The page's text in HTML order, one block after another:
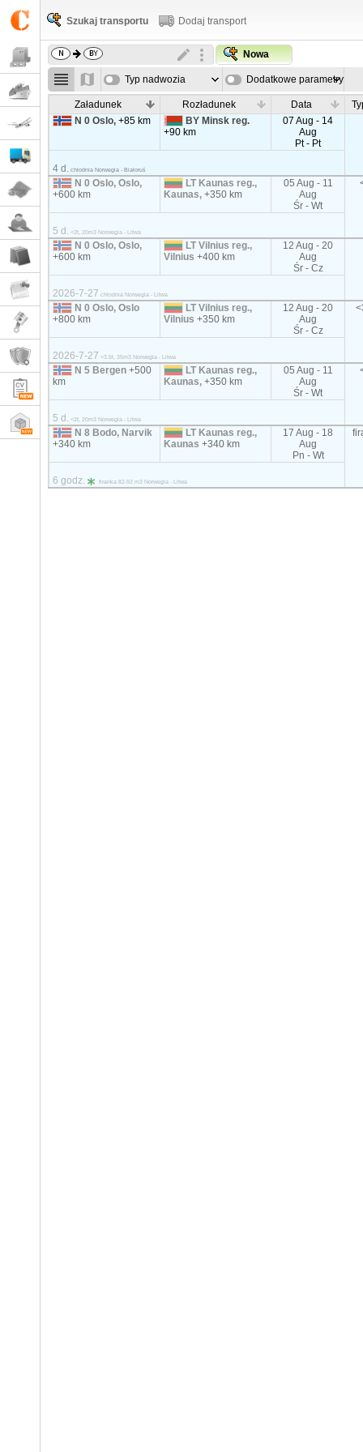
Szukaj transportu Dodaj transport
Nowa
Typ nadwozia Dodatkowe parametry
Załadunek Rozładunek Data
N 0 Oslo,+85 km
BY Minsk reg.
+90 km
07 Aug - 14
Aug
Pt - Pt
4 d. chłodnia Norwegia - Białoruś
N 0 Oslo, Oslo,
+600 km
LT Kaunas reg.,
Kaunas,+350 km
05 Aug - 11
Aug
Śr - Wt
5 d. <2t, 20m3 Norwegia - Litwa
N 0 Oslo, Oslo,
+600 km
LT Vilnius reg.,
Vilnius+400 km
12 Aug - 20
Aug
Śr - Cz
2026-7-27 chłodnia Norwegia - Litwa
N 0 Oslo, Oslo
+800 km
LT Vilnius reg.,
Vilnius+350 km
12 Aug - 20
Aug
Śr - Cz
2026-7-27 <3.5t, 35m3 Norwegia - Litwa
N 5 Bergen+500
km
LT Kaunas reg.,
Kaunas,+350 km
05 Aug - 11
Aug
Śr - Wt
5 d. <2t, 20m3 Norwegia - Litwa
N 8 Bodo, Narvik
+340 km
LT Kaunas reg.,
Kaunas+340 km
17 Aug - 18
Aug
Pn - Wt
6 godz. firanka 82-92 m3 Norwegia - Litwa